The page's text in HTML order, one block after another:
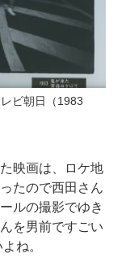
ビ朝日（1983
映画は、ロケ地
たので西田さん
ルの撮影でゆき
を男前ですごい
ね。